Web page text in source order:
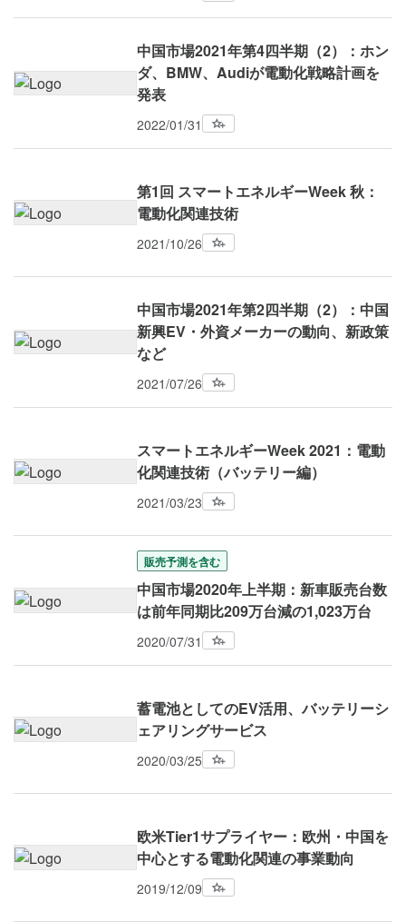
中国市場2021年第4四半期（2）：ホン
ダ、BMW、Audiが電動化戦略計画を
発表
2022/01/31
第1回 スマートエネルギーWeek 秋：
電動化関連技術
2021/10/26
中国市場2021年第2四半期（2）：中国
新興EV・外資メーカーの動向、新政策
など
2021/07/26
スマートエネルギーWeek 2021：電動
化関連技術（バッテリー編）
2021/03/23
販売予測を含む
中国市場2020年上半期：新車販売台数
は前年同期比209万台減の1,023万台
2020/07/31
蓄電池としてのEV活用、バッテリーシ
ェアリングサービス
2020/03/25
欧米Tier1サプライヤー：欧州・中国を
中心とする電動化関連の事業動向
2019/12/09